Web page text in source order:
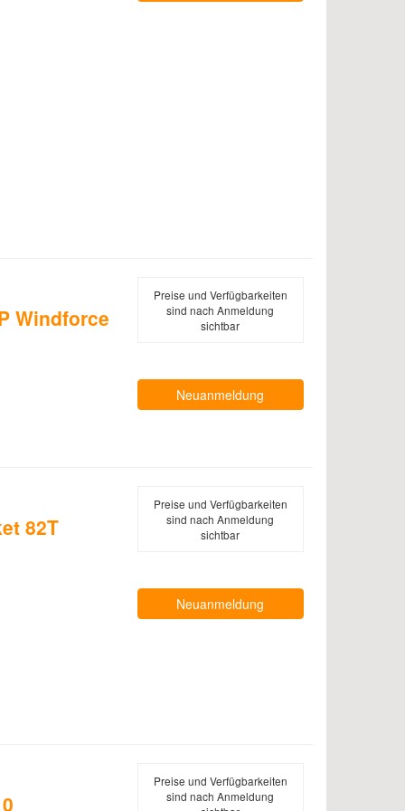
Windforce
Preise und Verfügbarkeiten
sind nach Anmeldung
sichtbar
Neuanmeldung
82T
Preise und Verfügbarkeiten
sind nach Anmeldung
sichtbar
Neuanmeldung
Preise und Verfügbarkeiten
sind nach Anmeldung